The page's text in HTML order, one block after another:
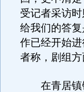
受记者采访
给我们的答
作已经开始
者称，剧组方
在青居镇镇